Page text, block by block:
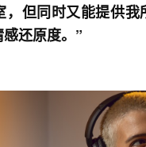
，但同时又能提供我
还原度。”